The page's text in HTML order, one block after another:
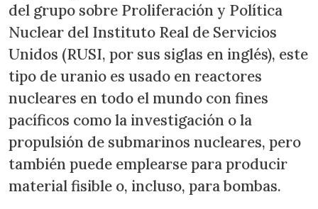
del grupo sobre Proliferación y Política
Nuclear del Instituto Real de Servicios
Unidos (RUSI, por sus siglas en inglés), este
tipo de uranio es usado en reactores
nucleares en todo el mundo con fines
pacíficos como la investigación o la
propulsión de submarinos nucleares, pero
también puede emplearse para producir
material fisible o, incluso, para bombas.